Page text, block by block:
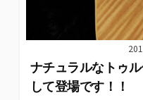
ナチュラルなトゥ
して登場です！！